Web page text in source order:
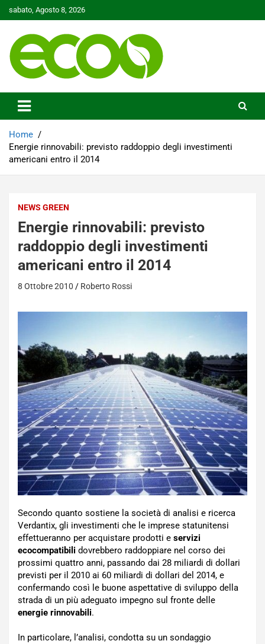
to
sabato, Agosto 8, 2026
Ecoo.it
Home
Energie rinnovabili: previsto raddoppio degli investimenti
americani entro il 2014
NEWS GREEN
Energie rinnovabili: previsto
raddoppio degli investimenti
americani entro il 2014
8 Ottobre 2010 Roberto Rossi
Secondo quanto sostiene la società di analisi e ricerca
Verdantix, gli investimenti che le imprese statunitensi
effettueranno per acquistare prodotti e servizi
ecocompatibili dovrebbero raddoppiare nel corso dei
prossimi quattro anni, passando dai 28 miliardi di dollari
previsti per il 2010 ai 60 miliardi di dollari del 2014, e
confermando così le buone aspettative di sviluppo della
strada di un più adeguato impegno sul fronte delle
energie rinnovabili.
In particolare, l’analisi, condotta su un sondaggio